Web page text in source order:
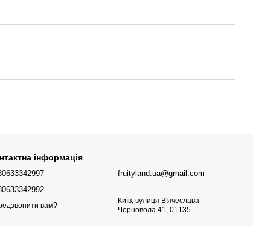
інформація
вам?
fruityland.ua@gmail.com
Київ, вулиця В'ячеслава
Чорновола 41, 01135